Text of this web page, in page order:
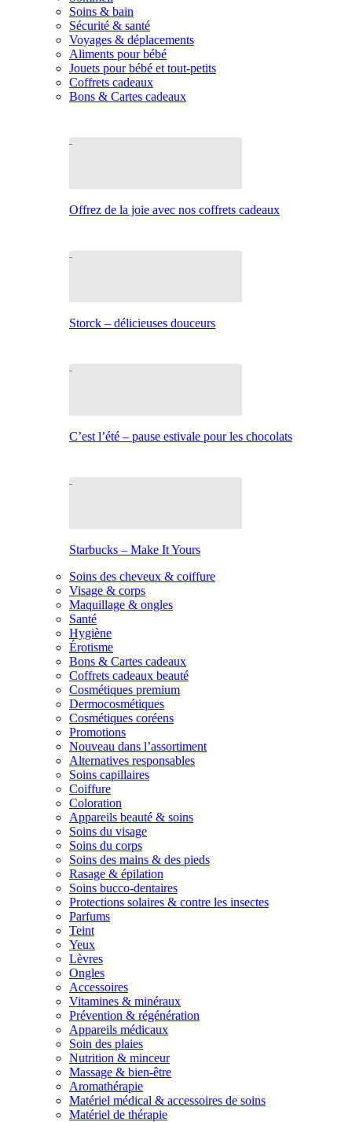
Soins & bain
Sécurité & santé
Voyages & déplacements
Aliments pour bébé
Jouets pour bébé et tout-petits
Coffrets cadeaux
Bons & Cartes cadeaux
Offrez de la joie avec nos coffrets cadeaux
Storck – délicieuses douceurs
C’est l’été – pause estivale pour les chocolats
Starbucks – Make It Yours
Soins des cheveux & coiffure
Visage & corps
Maquillage & ongles
Santé
Hygiène
Érotisme
Bons & Cartes cadeaux
Coffrets cadeaux beauté
Cosmétiques premium
Dermocosmétiques
Cosmétiques coréens
Promotions
Nouveau dans l’assortiment
Alternatives responsables
Soins capillaires
Coiffure
Coloration
Appareils beauté & soins
Soins du visage
Soins du corps
Soins des mains & des pieds
Rasage & épilation
Soins bucco-dentaires
Protections solaires & contre les insectes
Parfums
Teint
Yeux
Lèvres
Ongles
Accessoires
Vitamines & minéraux
Prévention & régénération
Appareils médicaux
Soin des plaies
Nutrition & minceur
Massage & bien-être
Aromathérapie
Matériel médical & accessoires de soins
Matériel de thérapie